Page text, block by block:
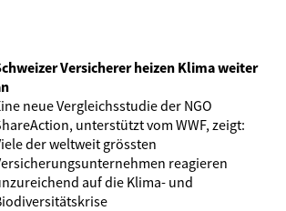
Versicherer heizen Klima weiter
neue Vergleichsstudie der NGO
unterstützt vom WWF, zeigt:
der weltweit grössten
reagieren
auf die Klima- und